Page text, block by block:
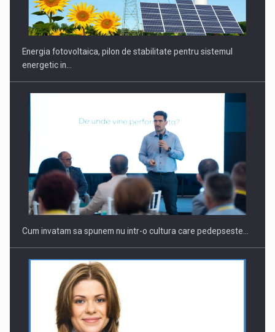
Energia fotovoltaica, pilon de stabilitate pentru sistemul
energetic in…
Cum invatam sa spunem nu intr-o cultura care pedepseste…